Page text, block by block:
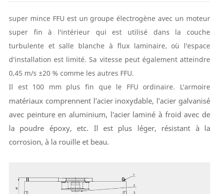
super mince FFU est un groupe électrogène avec un moteur
super fin à l'intérieur qui est utilisé dans la couche
turbulente etsalle blanche à flux laminaire, où l'espace
d'installation est limité. Sa vitesse peut également atteindre
0,45 m/s ±20 % comme les autres FFU.
Il est 100 mm plus fin que le FFU ordinaire. L'armoire
matériaux comprennent l'acier inoxydable, l'acier galvanisé
avec peinture en aluminium, l'acier laminé à froid avec de
la poudre époxy, etc. Il est plus léger, résistant à la
corrosion, à la rouille et beau.